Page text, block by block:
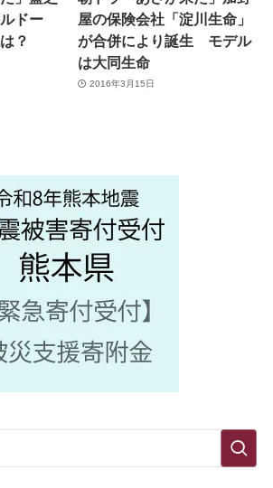
ドー
？
屋の保険会社「淀川生命」
が合併により誕生 モデル
は大同生命
2016年3月15日